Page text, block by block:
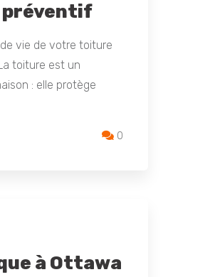
préventif
vie de votre toiture
toiture est un
: elle protège
0
à Ottawa